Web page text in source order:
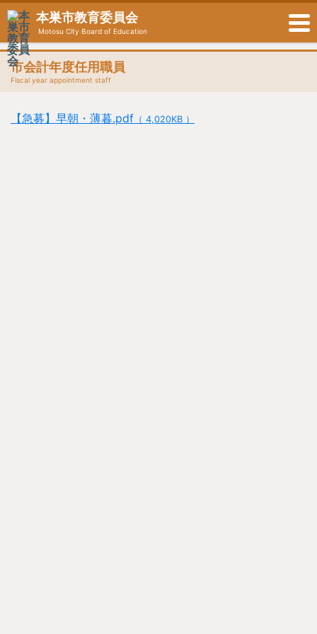
本巣市教育委員会
Motosu City Board of Education
市会計年度任用職員
Fiscal year appointment staff
【急募】早朝・薄暮.pdf （ 4,020KB ）